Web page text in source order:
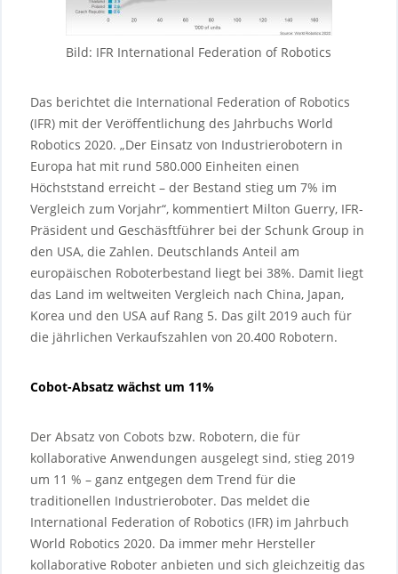
Bild: IFR International Federation of Robotics
Das berichtet die International Federation of Robotics
(IFR) mit der Veröffentlichung des Jahrbuchs World
Robotics 2020. „Der Einsatz von Industrierobotern in
Europa hat mit rund 580.000 Einheiten einen
Höchststand erreicht – der Bestand stieg um 7% im
Vergleich zum Vorjahr“, kommentiert Milton Guerry, IFR-
Präsident und Geschäsftführer bei der Schunk Group in
den USA, die Zahlen. Deutschlands Anteil am
europäischen Roboterbestand liegt bei 38%. Damit liegt
das Land im weltweiten Vergleich nach China, Japan,
Korea und den USA auf Rang 5. Das gilt 2019 auch für
die jährlichen Verkaufszahlen von 20.400 Robotern.
Cobot-Absatz wächst um 11%
Der Absatz von Cobots bzw. Robotern, die für
kollaborative Anwendungen ausgelegt sind, stieg 2019
um 11 % – ganz entgegen dem Trend für die
traditionellen Industrieroboter. Das meldet die
International Federation of Robotics (IFR) im Jahrbuch
World Robotics 2020. Da immer mehr Hersteller
kollaborative Roboter anbieten und sich gleichzeitig das